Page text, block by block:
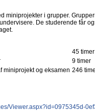
miniprojekter i grupper.
De studerende får
45 timer
9 timer
miniprojekt og eksamen 246
Viewer.aspx?id=0975345d-